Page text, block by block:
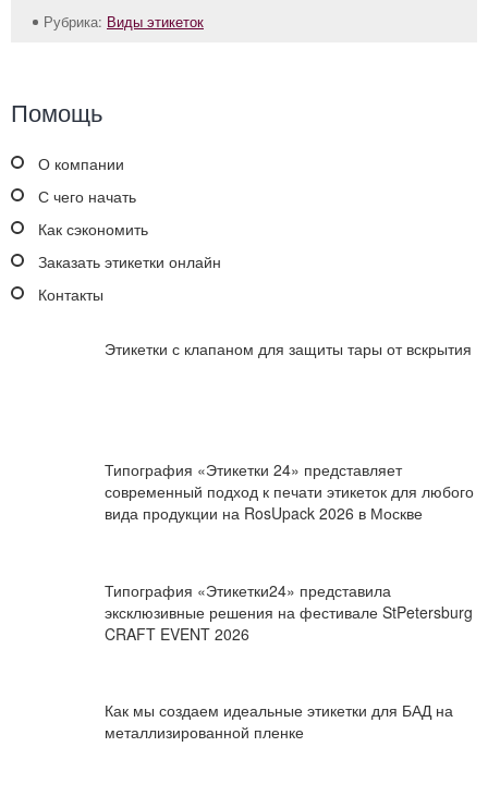
Рубрика: Виды этикеток
Помощь
О компании
С чего начать
Как сэкономить
Заказать этикетки онлайн
Контакты
Этикетки с клапаном для защиты тары от вскрытия
Типография «Этикетки 24» представляет
современный подход к печати этикеток для любого
вида продукции на RosUpack 2026 в Москве
Типография «Этикетки24» представила
эксклюзивные решения на фестивале StPetersburg
CRAFT EVENT 2026
Как мы создаем идеальные этикетки для БАД на
металлизированной пленке